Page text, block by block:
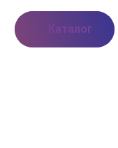
Москва, Востряковское
шоссе, дом 7, стр. 3
Каталог